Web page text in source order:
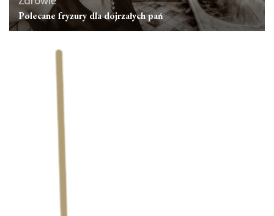
Polecane fryzury dla dojrzałych pań